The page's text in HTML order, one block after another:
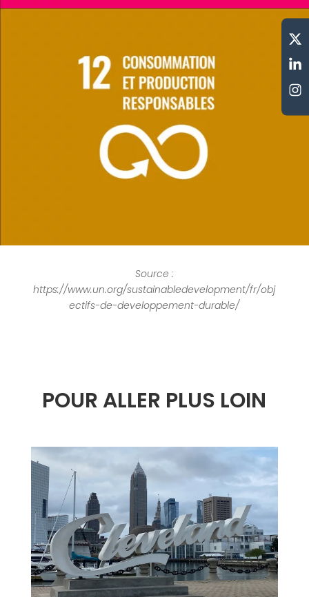
Source :
https://www.un.org/sustainabledevelopment/fr/obj
ectifs-de-developpement-durable/
POUR ALLER PLUS LOIN